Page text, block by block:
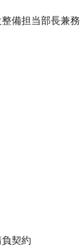
備担当部長兼務
契約